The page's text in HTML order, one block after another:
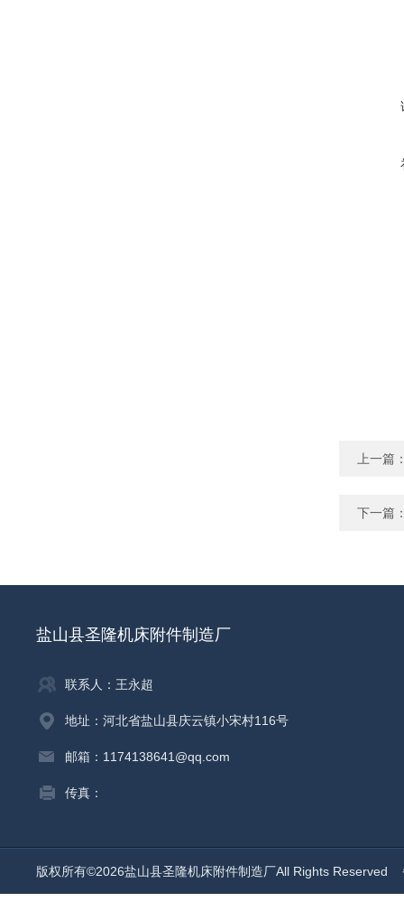
上一篇
下一篇
盐山县圣隆机床附件制造厂
联系人：王永超
地址：河北省盐山县庆云镇小宋村116号
邮箱：1174138641@qq.com
传真：
版权所有©2026盐山县圣隆机床附件制造厂All Rights Reserved